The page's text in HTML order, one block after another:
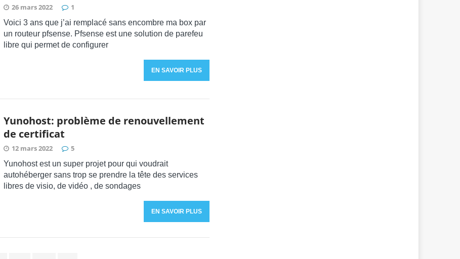
26 mars 2022 1
Voici 3 ans que j’ai remplacé sans encombre ma box par
un routeur pfsense. Pfsense est une solution de parefeu
libre qui permet de configurer
EN SAVOIR PLUS
Yunohost: problème de renouvellement
de certificat
12 mars 2022 5
Yunohost est un super projet pour qui voudrait
autohéberger sans trop se prendre la tête des services
libres de visio, de vidéo , de sondages
EN SAVOIR PLUS